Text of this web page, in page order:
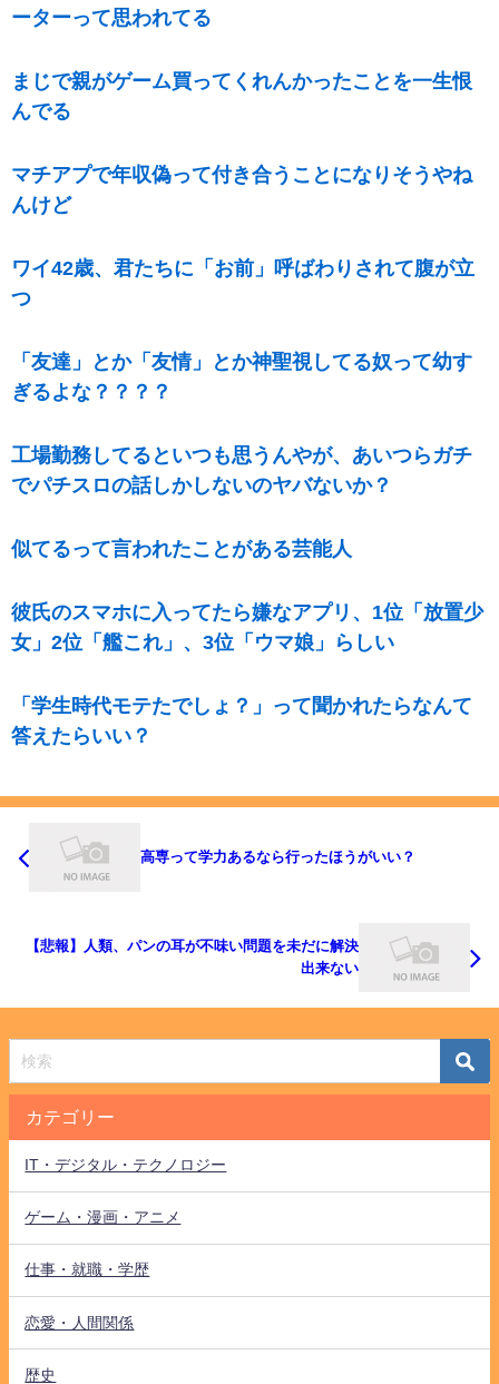
ーターって思われてる
まじで親がゲーム買ってくれんかったことを一生恨
んでる
マチアプで年収偽って付き合うことになりそうやね
んけど
ワイ42歳、君たちに「お前」呼ばわりされて腹が立
つ
「友達」とか「友情」とか神聖視してる奴って幼す
ぎるよな？？？？
工場勤務してるといつも思うんやが、あいつらガチ
でパチスロの話しかしないのヤバないか？
似てるって言われたことがある芸能人
彼氏のスマホに入ってたら嫌なアプリ、1位「放置少
女」2位「艦これ」、3位「ウマ娘」らしい
「学生時代モテたでしょ？」って聞かれたらなんて
答えたらいい？
高専って学力あるなら行ったほうがいい？
【悲報】人類、パンの耳が不味い問題を未だに解決
出来ない
カテゴリー
IT・デジタル・テクノロジー
ゲーム・漫画・アニメ
仕事・就職・学歴
恋愛・人間関係
歴史